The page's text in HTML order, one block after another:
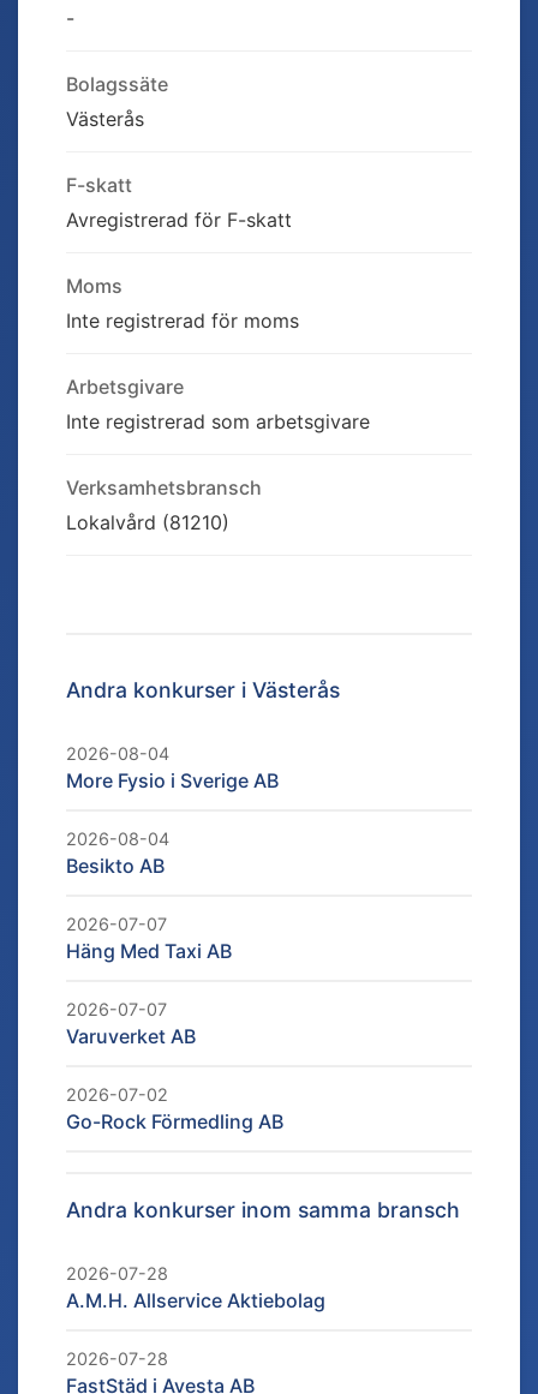
-
Bolagssäte
Västerås
F-skatt
Avregistrerad för F-skatt
Moms
Inte registrerad för moms
Arbetsgivare
Inte registrerad som arbetsgivare
Verksamhetsbransch
Lokalvård (81210)
Andra konkurser i Västerås
2026-08-04
More Fysio i Sverige AB
2026-08-04
Besikto AB
2026-07-07
Häng Med Taxi AB
2026-07-07
Varuverket AB
2026-07-02
Go-Rock Förmedling AB
Andra konkurser inom samma bransch
2026-07-28
A.M.H. Allservice Aktiebolag
2026-07-28
FastStäd i Avesta AB